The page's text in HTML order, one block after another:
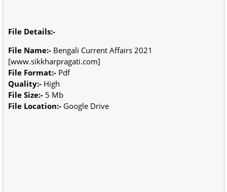
File Details:-
File Name:- Bengali Current Affairs 2021
[www.sikkharpragati.com]
File Format:- Pdf
Quality:- High
File Size:- 5 Mb
File Location:- Google Drive